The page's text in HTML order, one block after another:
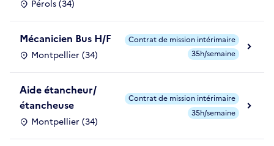
Pérols (34)
Mécanicien Bus H/F
Montpellier (34)
Contrat de mission intérimaire
35h/semaine
Aide étancheur/
étancheuse
Montpellier (34)
Contrat de mission intérimaire
35h/semaine